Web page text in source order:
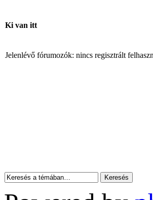
Ki van itt
Jelenlévő fórumozók: nincs regisztrált